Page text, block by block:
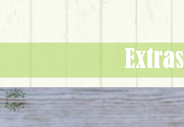
Extras